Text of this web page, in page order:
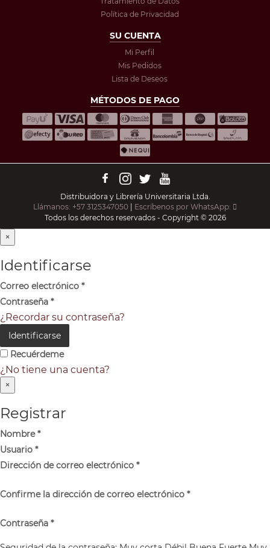
Política de Privacidad
SU CUENTA
Mi Perfil
Mis Pedidos
Lista de Deseos
MÉTODOS DE PAGO
Distribuidora y Librería Universitaria Ltda.
Llámanos: +57 3125347050 | Escríbenos por WhatsApp:
Todos los derechos reservados - Copyright © 2026
×
Identificarse
Correo electrónico *
Contraseña *
¿Recordar su contraseña?
Identificarse
Recuérdeme
¿No tiene una cuenta?
×
Registrar
Nombre*
Usuario *
Dirección de correo electrónico *
Confirme la dirección de correo electrónico *
Contraseña *